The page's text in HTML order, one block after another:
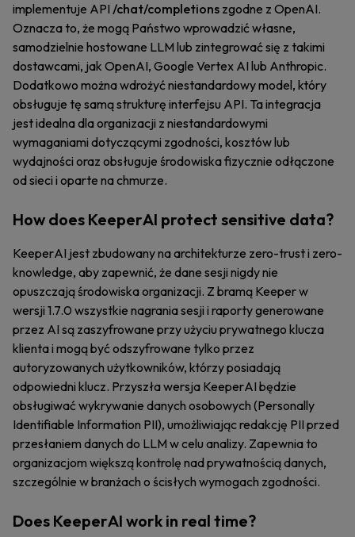
implementuje API /chat/completions zgodne z OpenAI.
Oznacza to, że mogą Państwo wprowadzić własne,
samodzielnie hostowane LLM lub zintegrować się z takimi
dostawcami, jak OpenAI, Google Vertex AI lub Anthropic.
Dodatkowo można wdrożyć niestandardowy model, który
obsługuje tę samą strukturę interfejsu API. Ta integracja
jest idealna dla organizacji z niestandardowymi
wymaganiami dotyczącymi zgodności, kosztów lub
wydajności oraz obsługuje środowiska fizycznie odłączone
od sieci i oparte na chmurze.
How does KeeperAI protect sensitive data?
KeeperAI jest zbudowany na architekturze zero-trust i zero-
knowledge, aby zapewnić, że dane sesji nigdy nie
opuszczają środowiska organizacji. Z bramą Keeper w
wersji 1.7.0 wszystkie nagrania sesji i raporty generowane
przez AI są zaszyfrowane przy użyciu prywatnego klucza
klienta i mogą być odszyfrowane tylko przez
autoryzowanych użytkowników, którzy posiadają
odpowiedni klucz. Przyszła wersja KeeperAI będzie
obsługiwać wykrywanie danych osobowych (Personally
Identifiable Information PII), umożliwiając redakcję PII przed
przesłaniem danych do LLM w celu analizy. Zapewnia to
organizacjom większą kontrolę nad prywatnością danych,
szczególnie w branżach o ścisłych wymogach zgodności.
Does KeeperAI work in real time?